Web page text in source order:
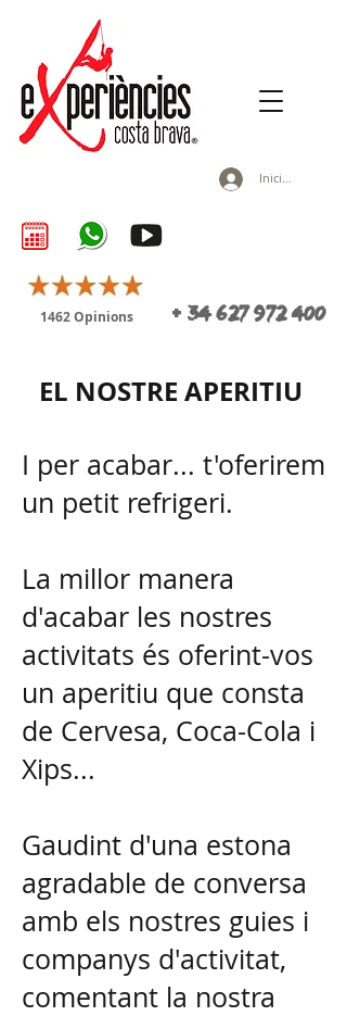
Inicia la sessió
1462 Opinions + 34 627 972 400
EL NOSTRE APERITIU
I per acabar... t'oferirem
un petit refrigeri.
La millor manera
d'acabar les nostres
activitats és oferint-vos
un aperitiu que consta
de Cervesa, Coca-Cola i
Xips...
Gaudint d'una estona
agradable de conversa
amb els nostres guies i
companys d'activitat,
comentant la nostra